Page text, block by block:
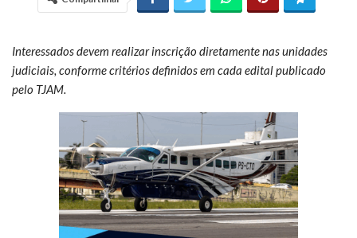
Interessados devem realizar inscrição diretamente nas unidades
judiciais, conforme critérios definidos em cada edital publicado
pelo TJAM.